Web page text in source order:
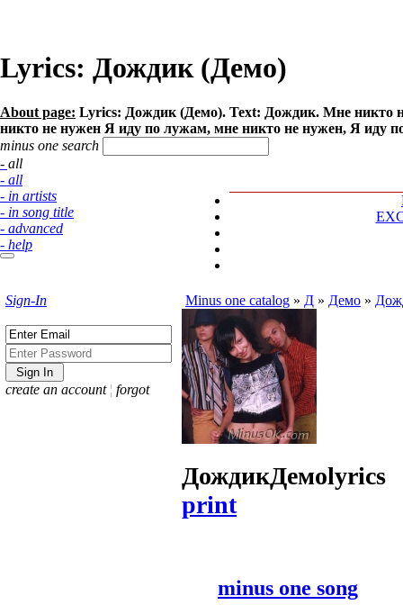
Lyrics: Дождик (Демо)
About page: Lyrics: Дождик (Демо). Text: Дождик. Мне никто
никто не нужен Я иду по лужам, мне никто не нужен, Я иду
minus one search
- all
- all
- in artists
- in song title
- advanced
- help
Sign-In
create an account ¦ forgot
Minus one catalog » Д » Демо »
ДождикДемоlyrics
print
minus one song